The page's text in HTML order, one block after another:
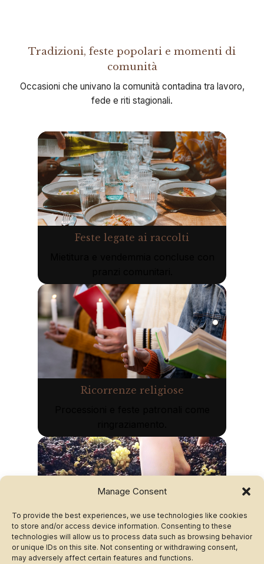
Manage Consent
To provide the best experiences, we use technologies like cookies
to store and/or access device information. Consenting to these
technologies will allow us to process data such as browsing behavior
or unique IDs on this site. Not consenting or withdrawing consent,
may adversely affect certain features and functions.
Tradizioni, feste popolari e momenti di
comunità
Occasioni che univano la comunità contadina tra lavoro,
fede e riti stagionali.
Feste legate ai raccolti
Ricorrenze religiose
Riti stagionali